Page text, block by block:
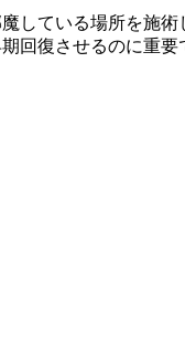
している場所を施術
回復させるのに重要